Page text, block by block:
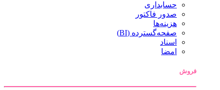
حسابداری
صدور فاکتور
هزینه‌ها
صفحه‌گسترده (BI)
اسناد
امضا
فروش